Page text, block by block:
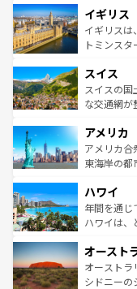
いる。シャ
香り高いラ
らに、パ
れる地方に
を参照して
顔を持つこ
ルリンの文
してライ
は、お酒好き
ドイツ情報
イギリス
イギリスは
トミンス
リアごとに
ティー、
戦など、本
ンツ一覧を
スイス
スイスの
な交通網が
の建物がそ
博物館もあ
ことができ
ば市内交通費
着のスイス
アメリカ
アメリカ合
東海岸の都
のような巨
ンメントが
西部には
部のニュー
文化が魅力
しみながら
ハワイ
年間を通じ
ハワイは、
ワイ島は見
島だが、静
おすすめ。
オースト
オーストラ
シドニーの